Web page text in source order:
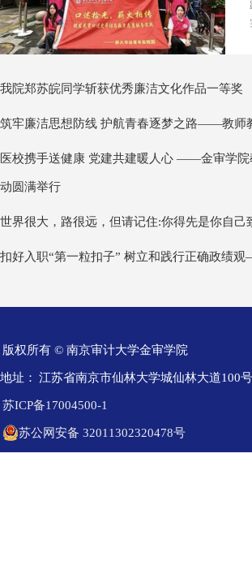
我院郑苏皖同学斩获优秀廉洁文化作品一等奖
筑牢廉洁思想防线 护航青春逐梦之路——教师
医校携手送健康 党建共建暖人心 ——金审学
动圆满举行
世界很大，路很远，但请记住:你得先是你自己
扣好入职“第一粒扣子” 树立和践行正确政绩
版权所有 © 南京审计大学金审学院
地址： 江苏省南京市仙林大学城仙林大道100号
苏ICP备17004500-1
苏公网安备 32011302320478号